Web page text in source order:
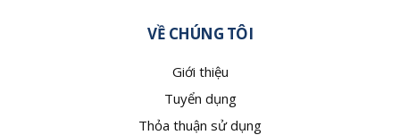
VỀ CHÚNG TÔI
Giới thiệu
Tuyển dụng
Thỏa thuận sử dụng